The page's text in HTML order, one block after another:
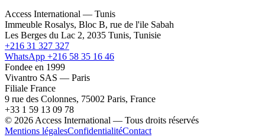
Access International — Tunis
Immeuble Rosalys, Bloc B, rue de l'ile Sabah
Les Berges du Lac 2, 2035 Tunis, Tunisie
+216 31 327 327
WhatsApp +216 58 35 16 46
Fondee en 1999
Vivantro SAS — Paris
Filiale France
9 rue des Colonnes, 75002 Paris, France
+33 1 59 13 09 78
© 2026 Access International — Tous droits réservés
Mentions légalesConfidentialitéContact